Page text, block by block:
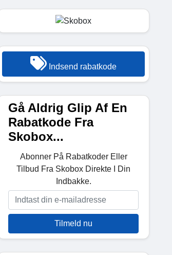
Indsend rabatkode
Gå Aldrig Glip Af En
Rabatkode Fra
Skobox...
Abonner På Rabatkoder Eller
Tilbud Fra Skobox Direkte I Din
Indbakke.
Tilmeld nu